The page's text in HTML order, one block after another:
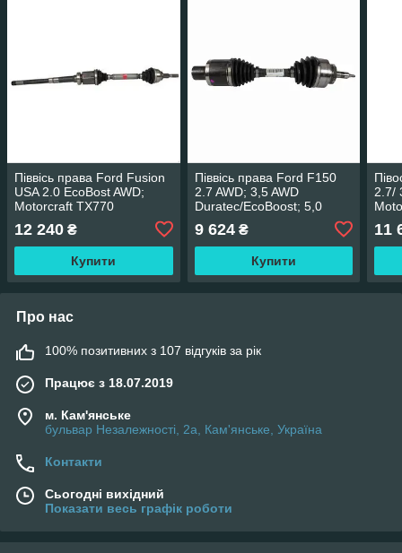
Піввісь права Ford Fusion
USA 2.0 EcoBost AWD;
Motorcraft TX770
12 240 ₴
Купити
Піввісь права Ford F150
2.7 AWD; 3,5 AWD
Duratec/EcoBoost; 5,0
9 624₴
Купити
2.7/
11
Про нас
100% позитивних з 107 відгуків за рік
Працює з 18.07.2019
м. Кам'янське
бульвар Незалежності, 2а, Кам'янське, Україна
Контакти
Сьогодні вихідний
Показати весь графік роботи